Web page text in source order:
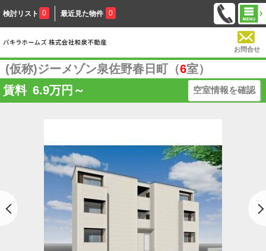
検討リスト 0 最近見た物件 0
お問合せ
(仮称)ジーメゾン泉佐野春日町（6室）
賃料 6.9万円～ 空室情報を確認